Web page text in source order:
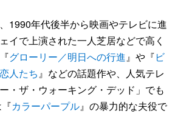
1990年代後半から映画やテレビに進
イで上演された一人芝居などで高く
グローリー／明日への行進』や『ビ
人たち』などの話題作や、人気テレ
・ザ・ウォーキング・デッド」でも
カラーパープル』の暴力的な夫役で